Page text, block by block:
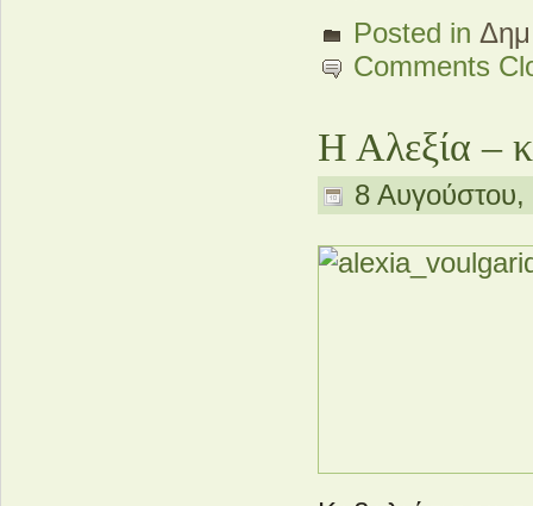
Posted in
Comments
Η Αλεξία –
8